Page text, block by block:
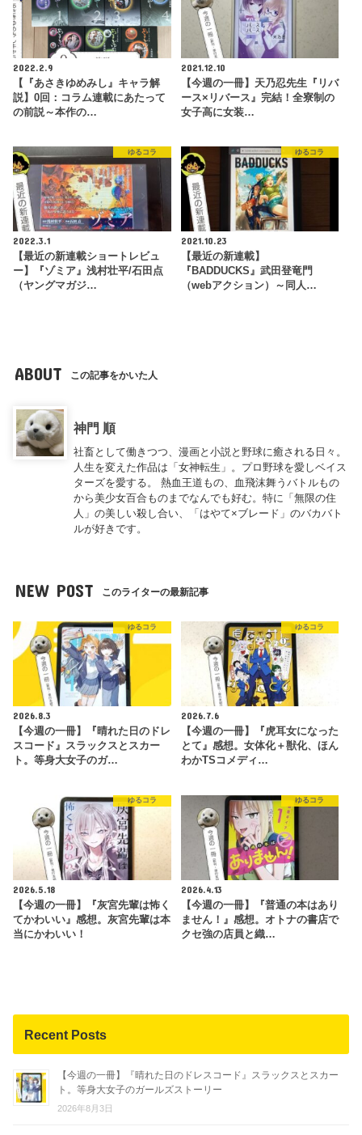
2022.2.9
【『あさきゆめみし』キャラ解
説】0回：コラム連載にあたって
の前説～本作の…
2021.12.10
【今週の一冊】天乃忍先生『リバ
ース×リバース』完結！全寮制の
女子高に女装…
ゆるコラ
2022.3.1
【最近の新連載ショートレビュ
ー】『ゾミア』浅村壮平/石田点
（ヤングマガジ…
ゆるコラ
2021.10.23
【最近の新連載】
『BADDUCKS』武田登竜門
（webアクション）～同人…
ABOUT この記事をかいた人
神門 順
社畜として働きつつ、漫画と小説と野球に癒される日々。
人生を変えた作品は「女神転生」。プロ野球を愛しベイス
ターズを愛する。 熱血王道もの、血飛沫舞うバトルもの
から美少女百合ものまでなんでも好む。特に「無限の住
人」の美しい殺し合い、「はやて×ブレード」のバカバト
ルが好きです。
NEW POST このライターの最新記事
ゆるコラ
2026.8.3
【今週の一冊】『晴れた日のドレ
スコード』スラックスとスカー
ト。等身大女子のガ…
ゆるコラ
2026.7.6
【今週の一冊】『虎耳女になった
とて』感想。女体化＋獣化、ほん
わかTSコメディ…
ゆるコラ
2026.5.18
【今週の一冊】『灰宮先輩は怖く
てかわいい』感想。灰宮先輩は本
当にかわいい！
ゆるコラ
2026.4.13
【今週の一冊】『普通の本はあり
ません！』感想。オトナの書店で
クセ強の店員と織…
Recent Posts
【今週の一冊】『晴れた日のドレスコード』スラックスとスカー
ト。等身大女子のガールズストーリー
2026年8月3日